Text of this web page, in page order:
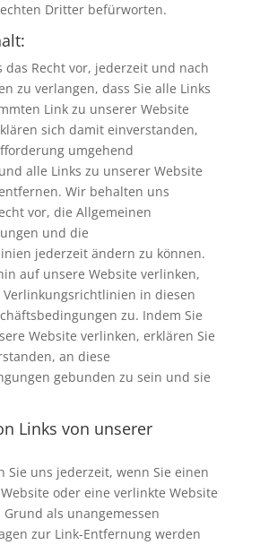
Dritter befürworten.
Recht vor, jederzeit und nach
zu verlangen, dass Sie alle Links
Link zu unserer Website
sich damit einverstanden,
umgehend
alle Links zu unserer Website
Wir behalten uns
vor, die Allgemeinen
und die
jederzeit ändern zu können.
auf unsere Website verlinken,
Verlinkungsrichtlinien in diesen
zu. Indem Sie
Website verlinken, erklären Sie
an diese
gebunden zu sein und sie
Links von unserer
Sie uns jederzeit, wenn Sie einen
oder eine verlinkte Website
als unangemessen
zur Link-Entfernung werden